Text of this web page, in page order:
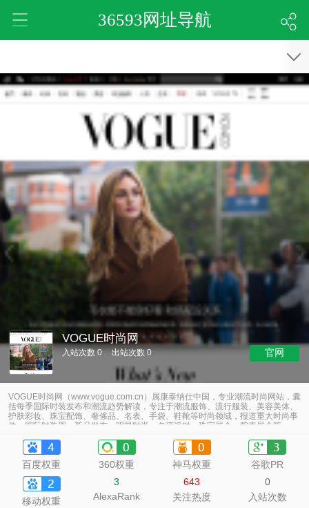
36593网址导航
VOGUE时尚网
入站次数 0 出站次数 0 官网
VOGUE时尚网（www.vogue.com.cn）属康泰纳仕中国，专业潮流时尚网站，囊
括每季国际时装发布和潮流趋势解读，专注于潮流服饰、流行服装、美容美体、
护肤彩妆、珠宝配饰、奢侈品、名表、手袋、鞋靴等时尚领域，报道重大时尚事
件、国际时装周、新品发布、明星时尚、名流派对、珠宝展会、腕表展会等。
百度权重 360权重 神马权重 谷歌PR
移动权重
3
AlexaRank
643
关注热度
0
入站次数